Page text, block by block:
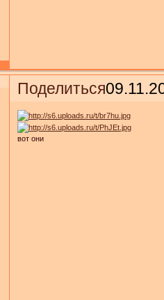
Поделиться
вот они